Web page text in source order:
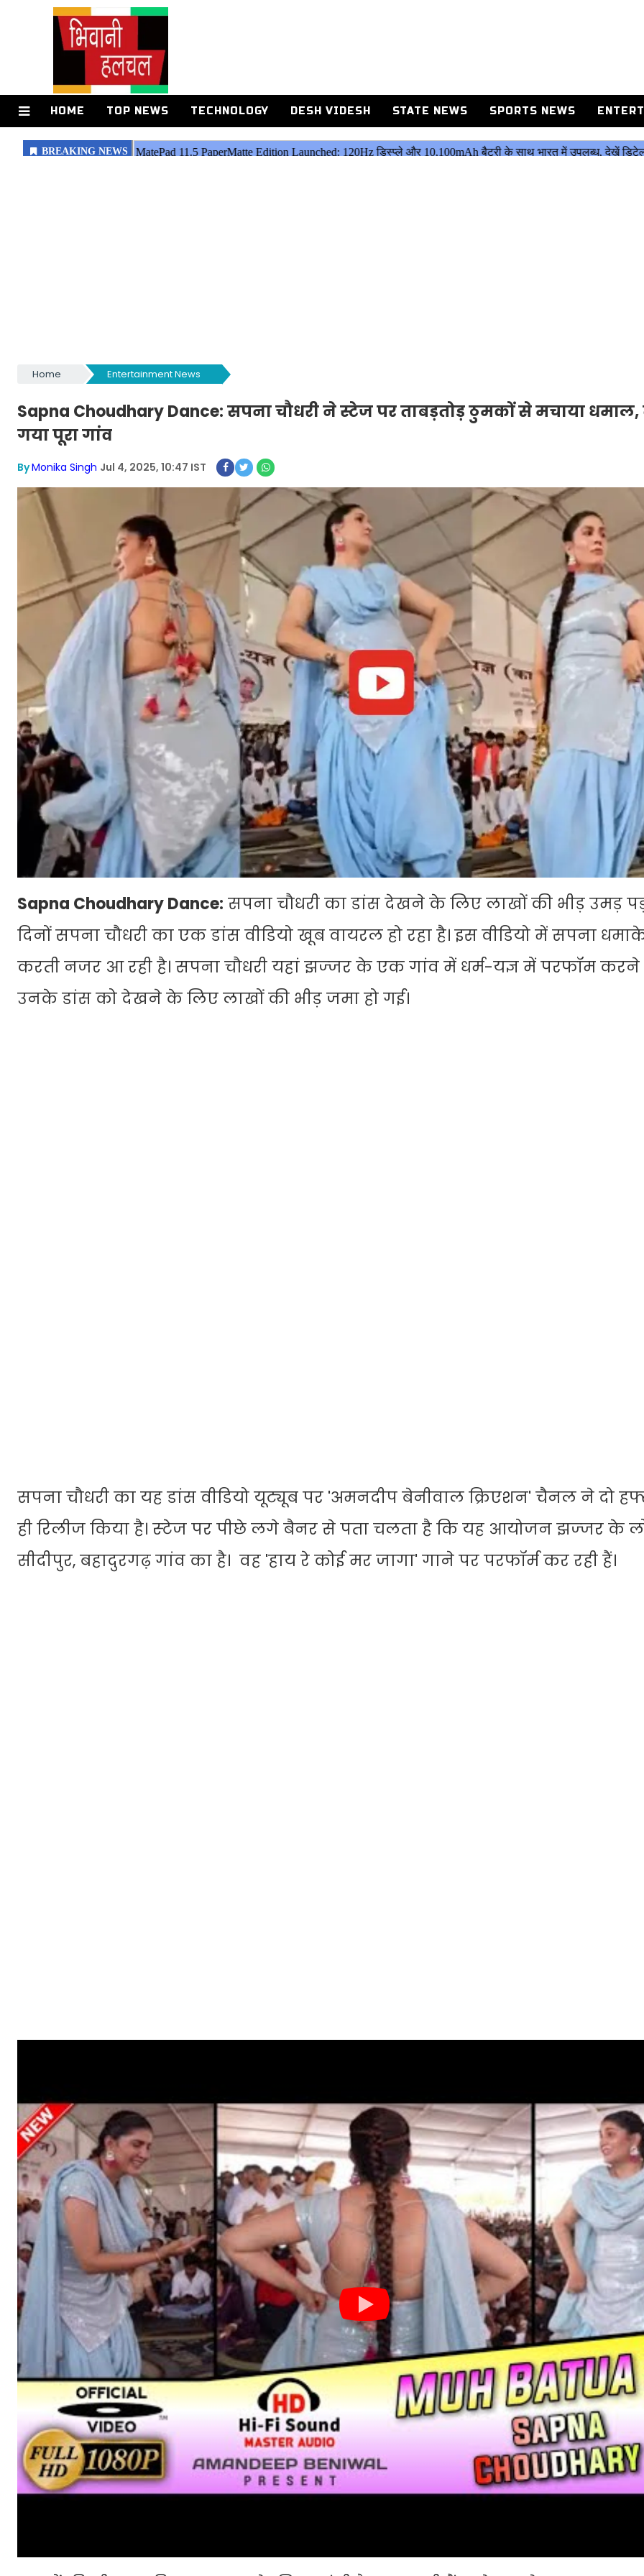
HOME TOP NEWS TECHNOLOGY DESH VIDESH STATE NEWS SPORTS NEWS
Home Entertainment News
Sapna Choudhary Dance: सपना चौधरी ने स्टेज पर ताबड़तोड़ ठुमकों से मचाया
गया पूरा गांव
ByMonika Singh Jul 4, 2025, 10:47 IST
Sapna Choudhary Dance: सपना चौधरी का डांस देखने के लिए लाखों की भीड़ उमड़
दिनों सपना चौधरी का एक डांस वीडियो खूब वायरल हो रहा है। इस वीडियो में सपना
करती नजर आ रही है। सपना चौधरी यहां झज्‍जर के एक गांव में धर्म-यज्ञ में परफॉम करने
उनके डांस को देखने के लिए लाखों की भीड़ जमा हो गई।
सपना चौधरी का यह डांस वीडियो यूट्यूब पर 'अमनदीप बेनीवाल क्रिएशन' चैनल ने दो
ही रिलीज किया है। स्‍टेज पर पीछे लगे बैनर से पता चलता है कि यह आयोजन झज्‍जर के
सीदीपुर, बहादुरगढ़ गांव का है। वह 'हाय रे कोई मर जागा' गाने पर परफॉर्म कर रही हैं।